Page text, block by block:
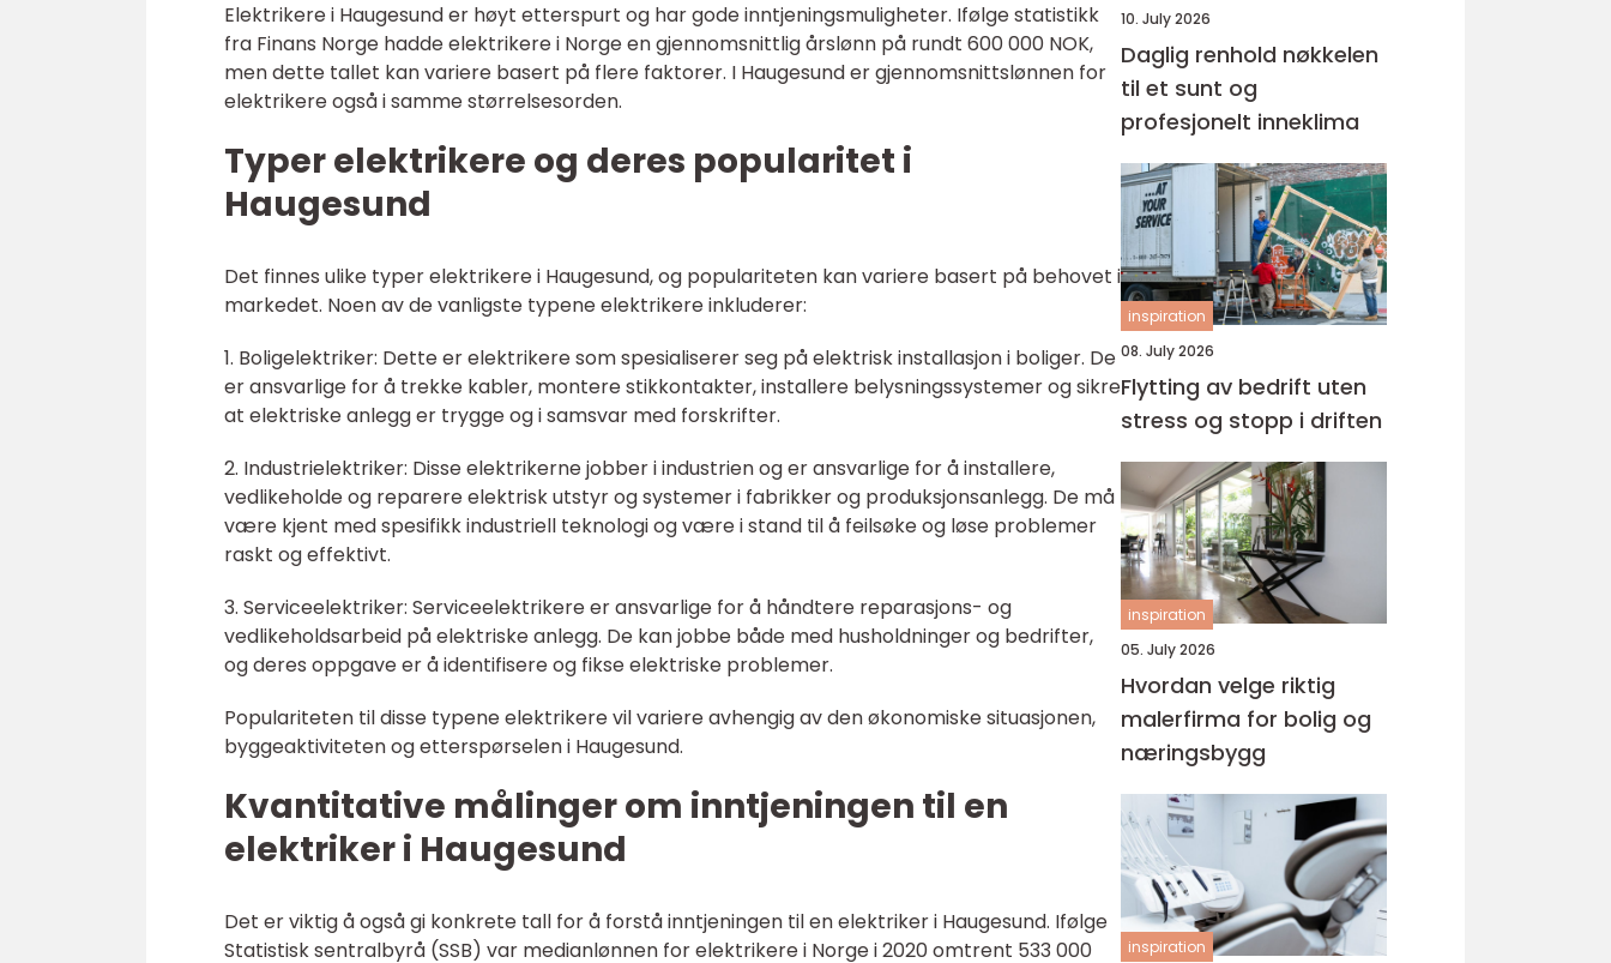
Elektrikere i Haugesund er høyt etterspurt og har gode inntjeningsmuligheter. Ifølge statistikk
fra Finans Norge hadde elektrikere i Norge en gjennomsnittlig årslønn på rundt 600 000 NOK,
men dette tallet kan variere basert på flere faktorer. I Haugesund er gjennomsnittslønnen for
elektrikere også i samme størrelsesorden.
Typer elektrikere og deres popularitet i
Haugesund
Det finnes ulike typer elektrikere i Haugesund, og populariteten kan variere basert på behovet i
markedet. Noen av de vanligste typene elektrikere inkluderer:
1. Boligelektriker: Dette er elektrikere som spesialiserer seg på elektrisk installasjon i boliger. De
er ansvarlige for å trekke kabler, montere stikkontakter, installere belysningssystemer og sikre
at elektriske anlegg er trygge og i samsvar med forskrifter.
2. Industrielektriker: Disse elektrikerne jobber i industrien og er ansvarlige for å installere,
vedlikeholde og reparere elektrisk utstyr og systemer i fabrikker og produksjonsanlegg. De må
være kjent med spesifikk industriell teknologi og være i stand til å feilsøke og løse problemer
raskt og effektivt.
3. Serviceelektriker: Serviceelektrikere er ansvarlige for å håndtere reparasjons- og
vedlikeholdsarbeid på elektriske anlegg. De kan jobbe både med husholdninger og bedrifter,
og deres oppgave er å identifisere og fikse elektriske problemer.
Populariteten til disse typene elektrikere vil variere avhengig av den økonomiske situasjonen,
byggeaktiviteten og etterspørselen i Haugesund.
Kvantitative målinger om inntjeningen til en
elektriker i Haugesund
Det er viktig å også gi konkrete tall for å forstå inntjeningen til en elektriker i Haugesund. Ifølge
Statistisk sentralbyrå (SSB) var medianlønnen for elektrikere i Norge i 2020 omtrent 533 000
10. July 2026
Daglig renhold nøkkelen
til et sunt og
profesjonelt inneklima
inspiration
08. July 2026
Flytting av bedrift uten
stress og stopp i driften
inspiration
05. July 2026
Hvordan velge riktig
malerfirma for bolig og
næringsbygg
inspiration